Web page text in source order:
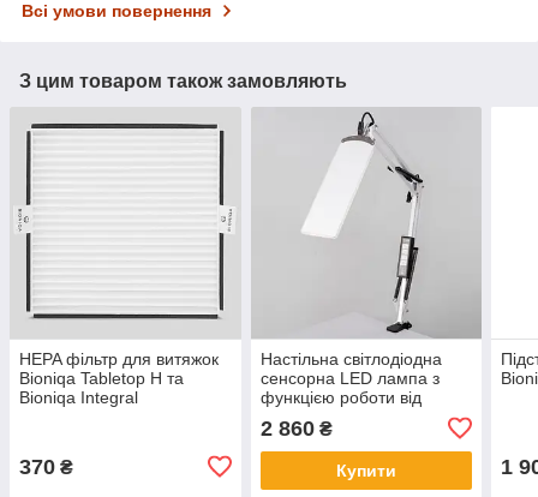
Всі умови повернення
З цим товаром також замовляють
HEPA фільтр для витяжок
Bioniqa Tabletop H та
Bioniqa Integral
370 ₴
Настільна світлодіодна
сенсорна LED лампа з
функцією роботи від
регулюванням світла X-
LED-20 SW
2 860₴
Купити 1